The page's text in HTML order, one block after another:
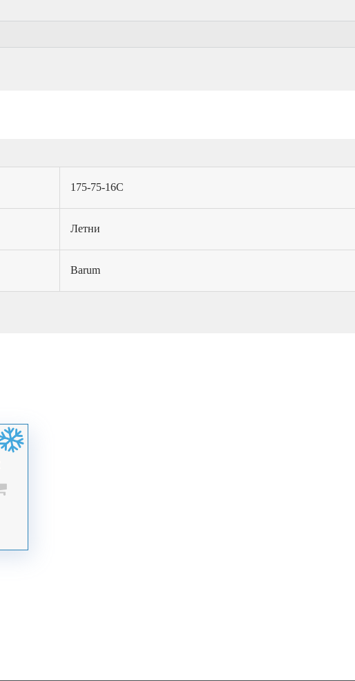
175-75-16C
Летни
Barum